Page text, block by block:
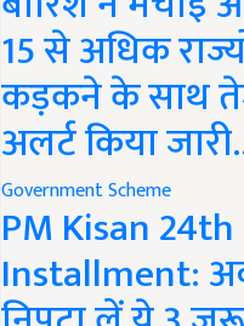
15 से अधिक
कड़कने के साथ
अलर्ट किया
Government Scheme
PM Kisan 24th
Installment: